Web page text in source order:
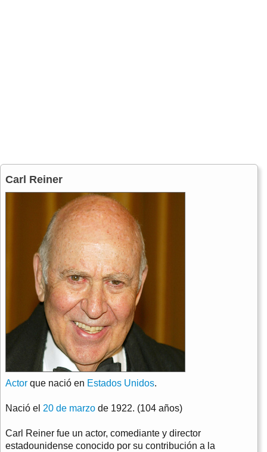
Carl Reiner
Actor que nació en Estados Unidos.
Nació el 20 de marzo de 1922. (104 años)
Carl Reiner fue un actor, comediante y director
estadounidense conocido por su contribución a la